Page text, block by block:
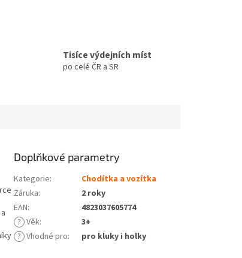
Tisíce výdejních míst
po celé ČR a SR
Doplňkové parametry
Kategorie:
Chodítka a vozítka
Záruka:
2 roky
EAN:
4823037605774
? Věk:
3+
? Vhodné pro: pro kluky i holky